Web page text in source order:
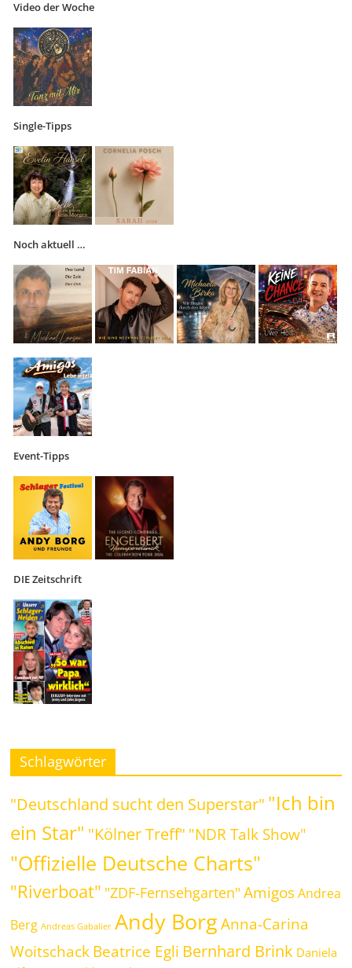
Video der Woche
Single-Tipps
Noch aktuell …
Event-Tipps
DIE Zeitschrift
Schlagwörter
"Deutschland sucht den Superstar" "Ich bin
ein Star" "Kölner Treff" "NDR Talk Show"
"Offizielle Deutsche Charts"
"Riverboat" "ZDF-Fernsehgarten" Amigos Andrea
Berg Andreas Gabalier Andy Borg Anna-Carina
WoitschackBeatrice Egli Bernhard Brink Daniela